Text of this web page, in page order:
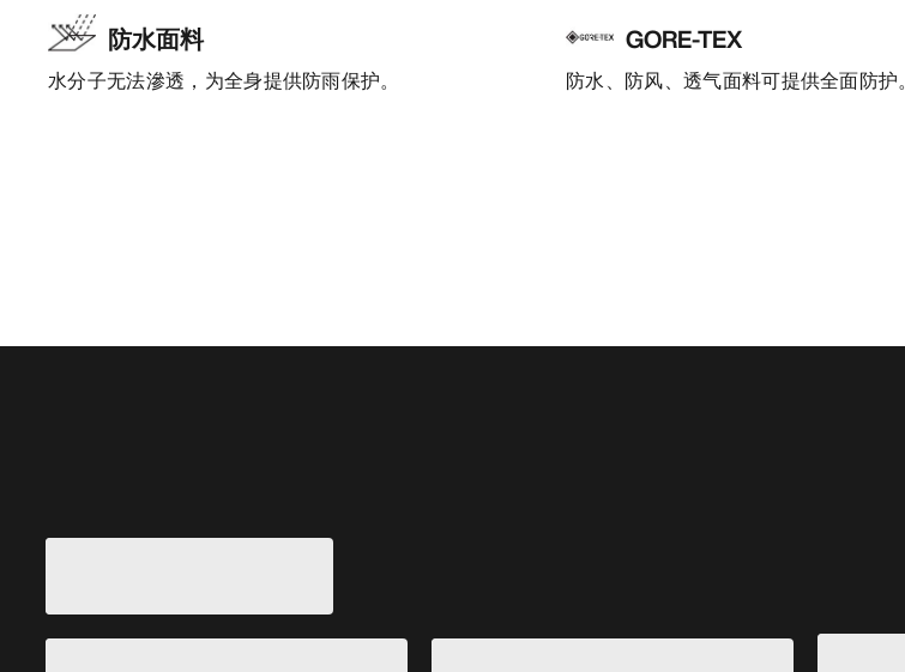
防水面料
水分子无法滲透，为全身提供防雨保护。
GORE-TEX
防水、防风、透气面料可提供全面防护。